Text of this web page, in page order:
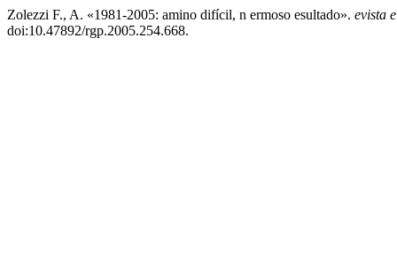
Zolezzi F., A. «1981-2005: amino difícil, n ermoso esultado». evista
doi:10.47892/rgp.2005.254.668.